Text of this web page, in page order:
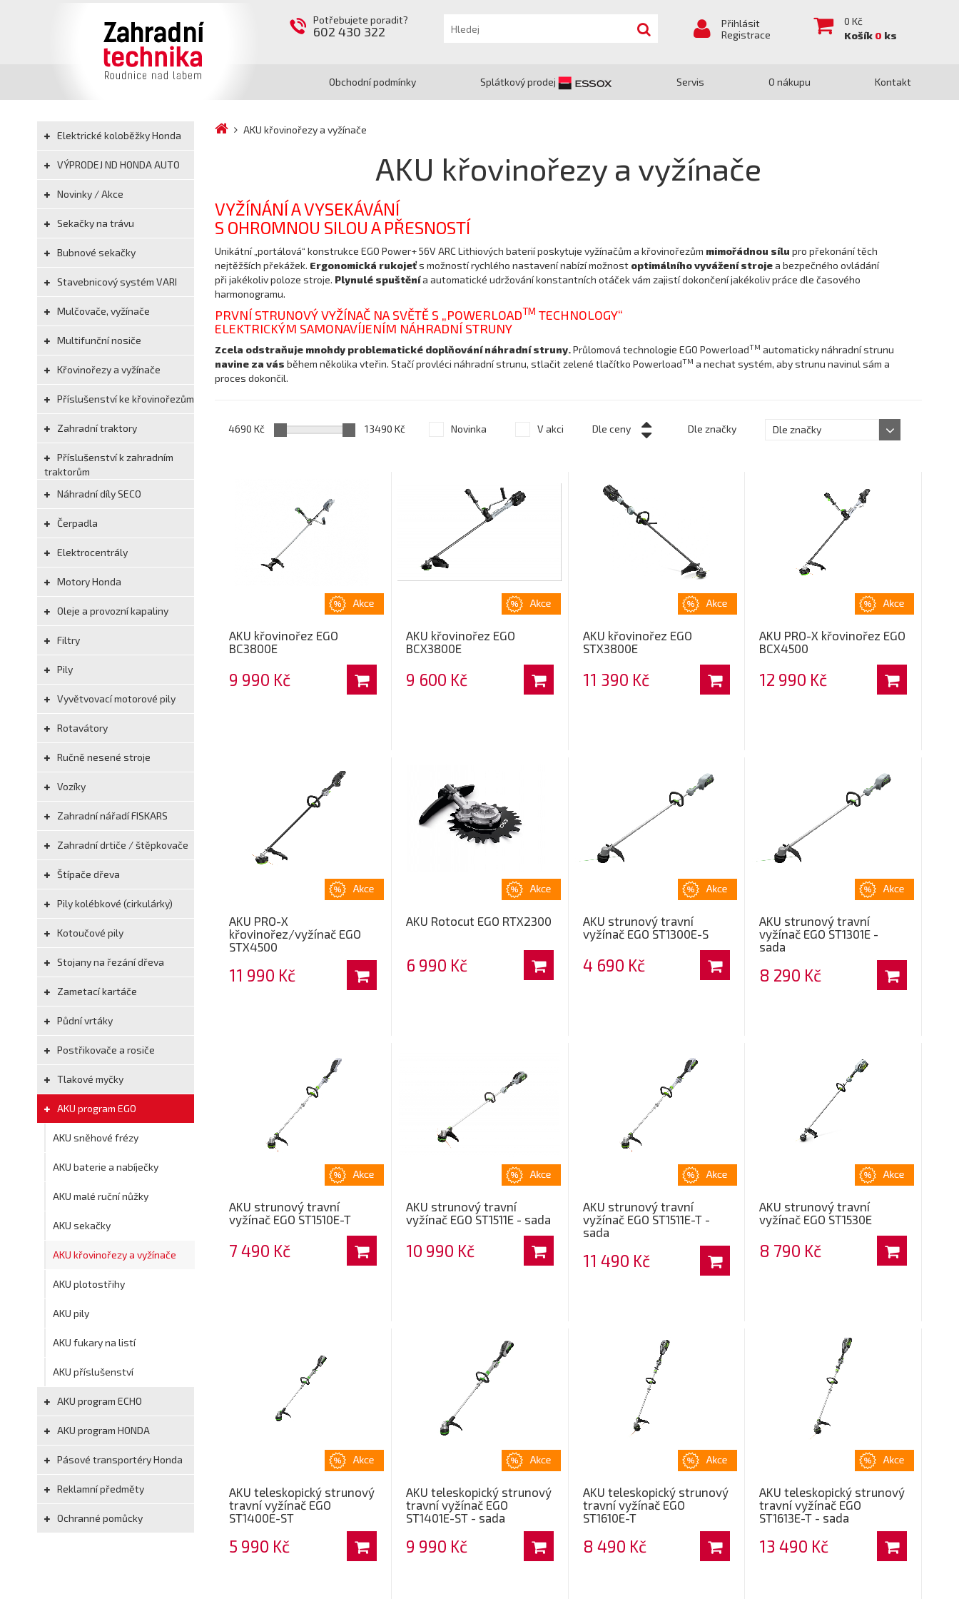
Potřebujete poradit?
602 430 322
Přihlásit
Registrace
0 Kč
Košík 0 ks
Obchodní podmínky Splátkový prodej Servis O nákupu Kontakt
Elektrické koloběžky Honda
VÝPRODEJ ND HONDA AUTO
Novinky / Akce
Sekačky na trávu
Bubnové sekačky
Stavebnicový systém VARI
Mulčovače, vyžínače
Multifunční nosiče
Křovinořezy a vyžínače
Příslušenství ke křovinořezům
Zahradní traktory
Příslušenství k zahradním
traktorům
Náhradní díly SECO
Čerpadla
Elektrocentrály
Motory Honda
Oleje a provozní kapaliny
Filtry
Pily
Vyvětvovací motorové pily
Rotavátory
Ručně nesené stroje
Vozíky
Zahradní nářadí FISKARS
Zahradní drtiče / štěpkovače
Štípače dřeva
Pily kolébkové (cirkulárky)
Kotoučové pily
Stojany na řezání dřeva
Zametací kartáče
Půdní vrtáky
Postřikovače a rosiče
Tlakové myčky
AKU program EGO
AKU sněhové frézy
AKU baterie a nabíječky
AKU malé ruční nůžky
AKU sekačky
AKU křovinořezy a vyžínače
AKU plotostřihy
AKU pily
AKU fukary na listí
AKU příslušenství
AKU program ECHO
AKU program HONDA
Pásové transportéry Honda
Reklamní předměty
Ochranné pomůcky
AKU křovinořezy a vyžínače
AKU křovinořezy a vyžínače
VYŽÍNÁNÍ A VYSEKÁVÁNÍ
S OHROMNOU SILOU A PŘESNOSTÍ
Unikátní „portálová“ konstrukce EGO Power+ 56V ARC Lithiových baterií poskytuje vyžínačům a křovinořezům mimořádnou sílu pro překonání těch
nejtěžších překážek. Ergonomická rukojeťs možností rychlého nastavení nabízí možnost optimálního vyvážení strojea bezpečného ovládání
při jakékoliv poloze stroje. Plynulé spuštěnía automatické udržování konstantních otáček vám zajistí dokončení jakékoliv práce dle časového
harmonogramu.
PRVNÍ STRUNOVÝ VYŽÍNAČ NA SVĚTĚ S „POWERLOADTM TECHNOLOGY“
ELEKTRICKÝM SAMONAVÍJENÍM NÁHRADNÍ STRUNY
Zcela odstraňuje mnohdy problematické doplňování náhradní struny.Průlomová technologie EGO PowerloadTM automaticky náhradní strunu
navine za vás během několika vteřin. Stačí provléci náhradní strunu, stlačit zelené tlačítko PowerloadTM a nechat systém, aby strunu navinul sám a
proces dokončil.
4690 Kč 13490 Kč Novinka V akci Dle ceny Dle značky Dle značky
AKU křovinořez EGO
BC3800E
9 990 Kč
AKU křovinořez EGO
BCX3800E
9 600 Kč
AKU křovinořez EGO
STX3800E
11 390 Kč
AKU PRO-X křovinořez EGO
BCX4500
12 990 Kč
AKU PRO-X
křovinořez/vyžínač EGO
STX4500
11 990 Kč
AKU Rotocut EGO RTX2300
6 990 Kč
AKU strunový travní
vyžínač EGO ST1300E-S
4 690 Kč
AKU strunový travní
vyžínač EGO ST1301E -
sada
8 290 Kč
AKU strunový travní
vyžínač EGO ST1510E-T
7 490 Kč
AKU strunový travní
vyžínač EGO ST1511E - sada
10 990 Kč
AKU strunový travní
vyžínač EGO ST1511E-T -
sada
11 490 Kč
AKU strunový travní
vyžínač EGO ST1530E
8 790 Kč
AKU teleskopický strunový
travní vyžínač EGO
ST1400E-ST
5 990 Kč
AKU teleskopický strunový
travní vyžínač EGO
ST1401E-ST - sada
9 990 Kč
AKU teleskopický strunový
travní vyžínač EGO
ST1610E-T
8 490 Kč
AKU teleskopický strunový
travní vyžínač EGO
ST1613E-T - sada
13 490 Kč